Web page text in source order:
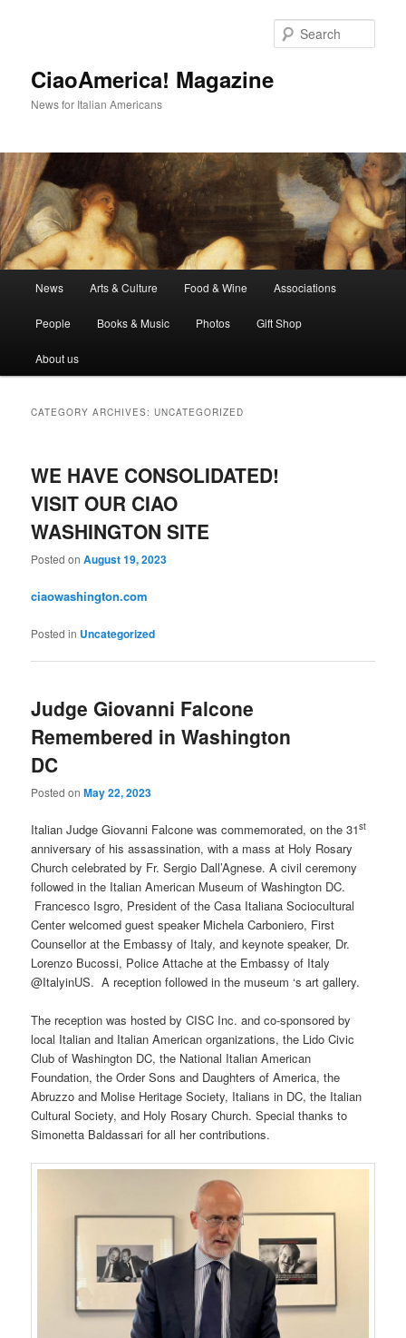
CiaoAmerica! Magazine
News for Italian Americans
News Arts & Culture Food & Wine Associations
People Books & Music Photos Gift Shop
About us
CATEGORY ARCHIVES:UNCATEGORIZED
WE HAVE CONSOLIDATED!
VISIT OUR CIAO
WASHINGTON SITE
Posted onAugust 19, 2023
ciaowashington.com
Posted in Uncategorized
Judge Giovanni Falcone
Remembered in Washington
DC
Posted onMay 22, 2023
Italian Judge Giovanni Falcone was commemorated, on the 31st
anniversary of his assassination, with a mass at Holy Rosary
Church celebrated by Fr. Sergio Dall’Agnese. A civil ceremony
followed in the Italian American Museum of Washington DC.
Francesco Isgro, President of the Casa Italiana Sociocultural
Center welcomed guest speaker Michela Carboniero, First
Counsellor at the Embassy of Italy, and keynote speaker, Dr.
Lorenzo Bucossi, Police Attache at the Embassy of Italy
@ItalyinUS. A reception followed in the museum ‘s art gallery.
The reception was hosted by CISC Inc. and co-sponsored by
local Italian and Italian American organizations, the Lido Civic
Club of Washington DC, the National Italian American
Foundation, the Order Sons and Daughters of America, the
Abruzzo and Molise Heritage Society, Italians in DC, the Italian
Cultural Society, and Holy Rosary Church. Special thanks to
Simonetta Baldassari for all her contributions.